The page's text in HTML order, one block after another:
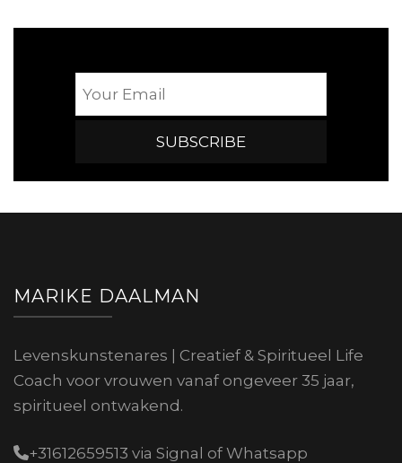
MARIKE DAALMAN
Levenskunstenares | Creatief & Spiritueel Life
Coach voor vrouwen vanaf ongeveer 35 jaar,
spiritueel ontwakend.
+31612659513 via Signal of Whatsapp